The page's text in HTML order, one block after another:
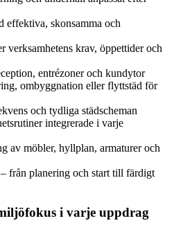
effektiva, skonsamma och
verksamhetens krav, öppettider och
entrézoner och kundytor
ombyggnation eller flyttstäd för
och tydliga städscheman
integrerade i varje
av möbler, hyllplan, armaturer och
från planering och start till färdigt
i varje uppdrag